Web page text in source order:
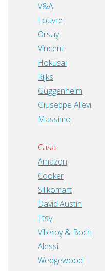
V&A
Louvre
Orsay
Vincent
Hokusai
Rijks
Guggenheim
Giuseppe Allevi
Massimo
Casa
Amazon
Cooker
Silikomart
David Austin
Etsy
Villeroy & Boch
Alessi
Wedgewood